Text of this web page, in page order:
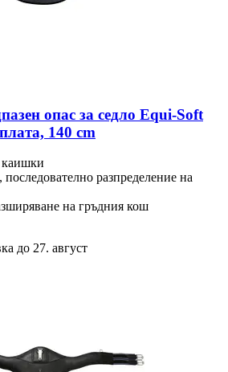
опас за седло Equi-​Soft
140 cm
каишки
разпределение на
на гръдния кош
до 27. август